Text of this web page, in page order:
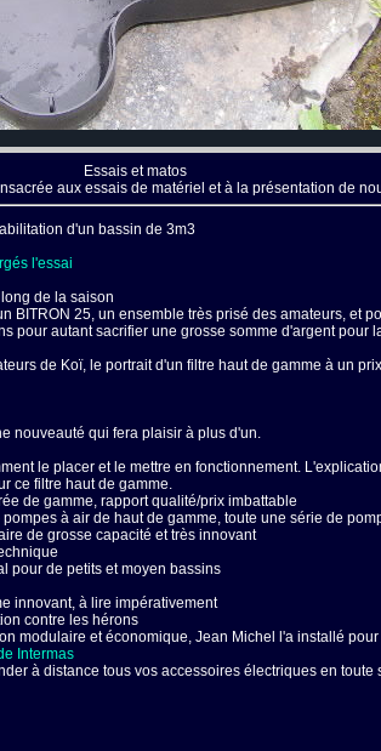
Essais et matos
aux essais de matériel et à la présentation de
d'un bassin de 3m3
l'essai
de la saison
BITRON 25, un ensemble très prisé des amateurs, et
pour autant sacrifier une grosse somme d'argent pour
de Koï, le portrait d'un filtre haut de gamme à un
nouveauté qui fera plaisir à plus d'un.
le placer et le mettre en fonctionnement.
ce filtre haut de gamme.
de gamme, rapport qualité/prix imbattable
pompes à air de haut de gamme, toute une série de
de grosse capacité et très innovant
pour de petits et moyen bassins
innovant, à lire impérativement
contre les hérons
modulaire et économique, Jean Michel l'a installé
Intermas
à distance tous vos accessoires électriques en toute